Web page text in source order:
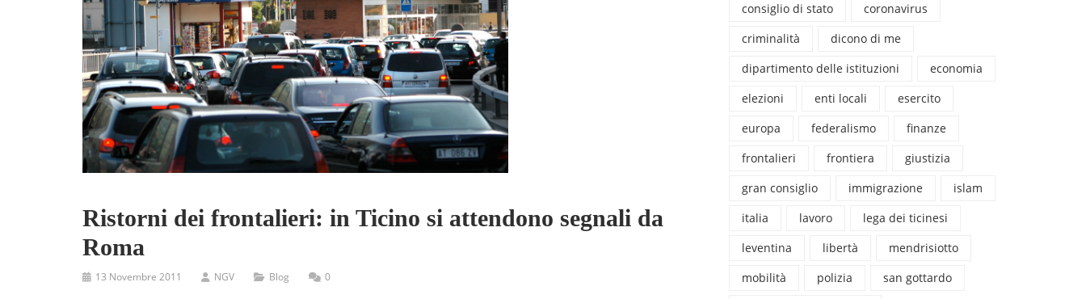
Ristorni dei frontalieri: in Ticino si attendono segnali da
Roma
13 Novembre 2011 NGV Blog 0
consiglio di stato
coronavirus
criminalità
dicono di me
dipartimento delle istituzioni
economia
elezioni
enti locali
esercito
europa
federalismo
finanze
frontalieri
frontiera
giustizia
gran consiglio
immigrazione
islam
italia
lavoro
lega dei ticinesi
leventina
libertà
mendrisiotto
mobilità
polizia
san gottardo